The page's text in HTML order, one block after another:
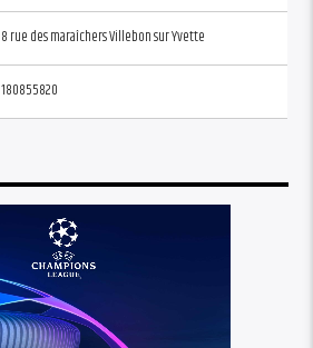
8 rue des maraîchers Villebon sur Yvette
180855820